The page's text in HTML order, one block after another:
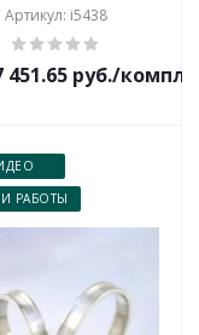
Артикул: i5438
451.65 руб./
РАБОТЫ